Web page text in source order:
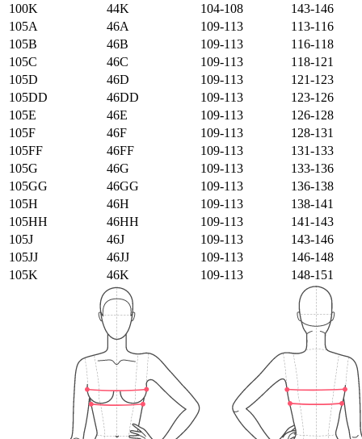
100K
44K 104-108
143-146
105А
46А 109-113
113-116
105B
46B 109-113
116-118
105C
46C 109-113
118-121
105D
46D 109-113
121-123
105DD
46DD 109-113
123-126
105E
46E 109-113
126-128
105F
46F 109-113
128-131
105FF
46FF 109-113
131-133
105G
46G 109-113
133-136
105GG
46GG 109-113
136-138
105H
46H 109-113
138-141
105HH
46HH 109-113
141-143
105J
46J 109-113
143-146
105JJ
46JJ 109-113
146-148
105K
46K 109-113 148-151